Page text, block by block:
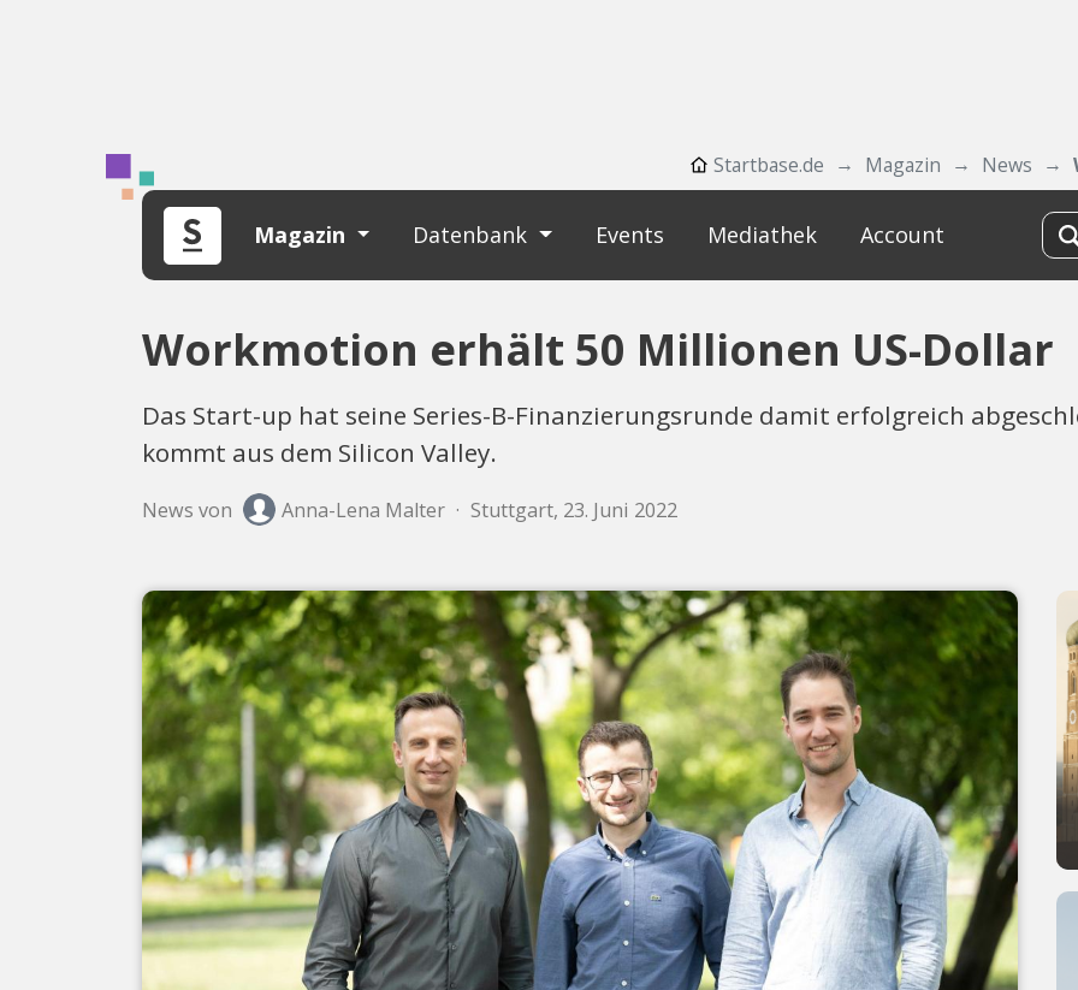
Startbase.de Magazin News
Magazin Datenbank Events Mediathek Account
Workmotion erhält 50 Millionen US-Dollar
Das Start-up hat seine Series-B-Finanzierungsrunde damit erfolgreich
kommt aus dem Silicon Valley.
News von Anna-Lena Malter · Stuttgart, 23. Juni 2022